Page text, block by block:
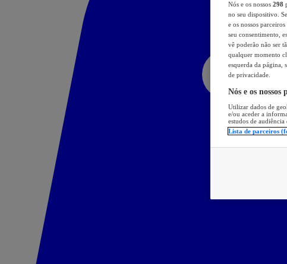
Nós e os nossos 298
no seu dispositivo.
e os nossos
seu consentimento,
vê poderão não ser
qualquer momento
esquerda da página,
de privacidade.
Nós e os
Utilizar dados de
e/ou aceder a
estudos de
Lista de parceiros